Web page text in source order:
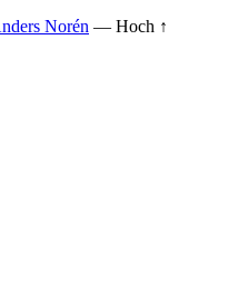
Norén — Hoch ↑